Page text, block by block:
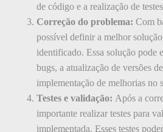
de código e a realização de
Correção do problema: Com
possível definir a melhor
identificado. Essa solução pode
bugs, a atualização de versões
implementação de melhorias no
Testes e validação: Após a
importante realizar testes para
implementada. Esses testes